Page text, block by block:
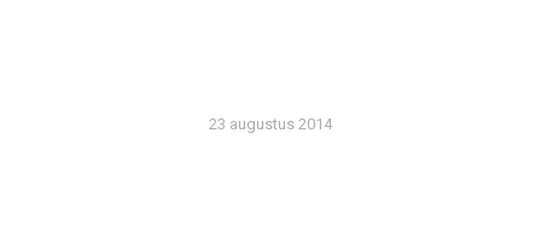
23 augustus 2014